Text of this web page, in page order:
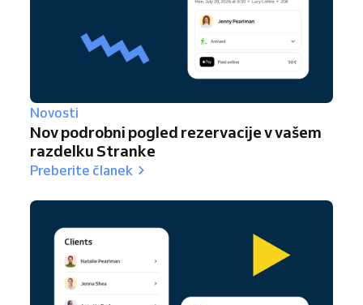
Novosti
Nov podrobni pogled rezervacije v vašem
razdelku Stranke
Preberite članek